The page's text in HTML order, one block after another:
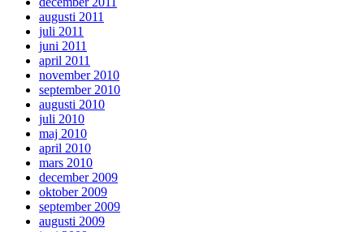
augusti 2011
juli 2011
juni 2011
april 2011
november 2010
september 2010
augusti 2010
juli 2010
maj 2010
april 2010
mars 2010
december 2009
oktober 2009
september 2009
augusti 2009